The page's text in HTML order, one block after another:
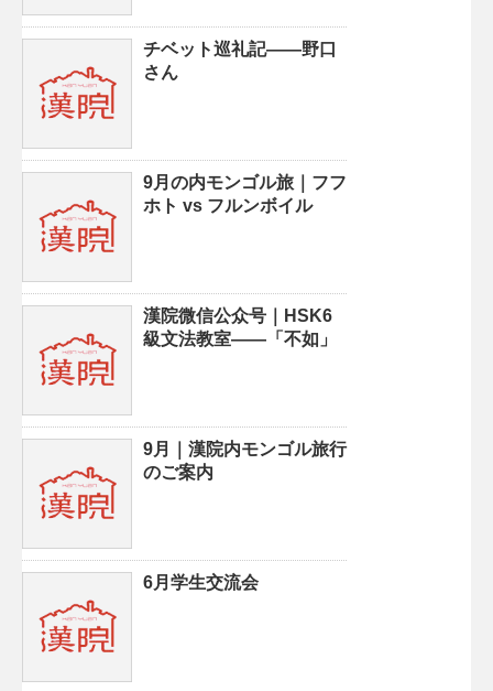
チベット巡礼記——野口
さん
9月の内モンゴル旅｜フフ
ホト vs フルンボイル
漢院微信公众号｜HSK6
級文法教室——「不如」
9月｜漢院内モンゴル旅行
のご案内
6月学生交流会